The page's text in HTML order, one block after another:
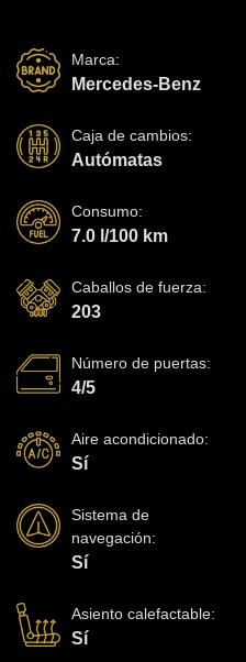
Marca:
Mercedes-Benz
Caja de cambios:
Autómatas
Consumo:
7.0 l/100 km
Caballos de fuerza:
203
Número de puertas:
4/5
Aire acondicionado:
Sí
Sistema de
navegación:
Sí
Asiento calefactable:
Sí